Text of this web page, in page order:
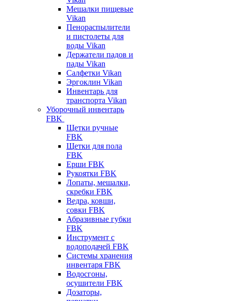
Мешалки пищевые
Vikan
Пенораспылители
и пистолеты для
воды Vikan
Держатели падов и
пады Vikan
Салфетки Vikan
Эргоклин Vikan
Инвентарь для
транспорта Vikan
Уборочный инвентарь
FBK
Щетки ручные
FBK
Щетки для пола
FBK
Ерши FBK
Рукоятки FBK
Лопаты, мешалки,
скребки FBK
Ведра, ковши,
совки FBK
Абразивные губки
FBK
Инструмент с
водоподачей FBK
Системы хранения
инвентаря FBK
Водосгоны,
осушители FBK
Дозаторы,